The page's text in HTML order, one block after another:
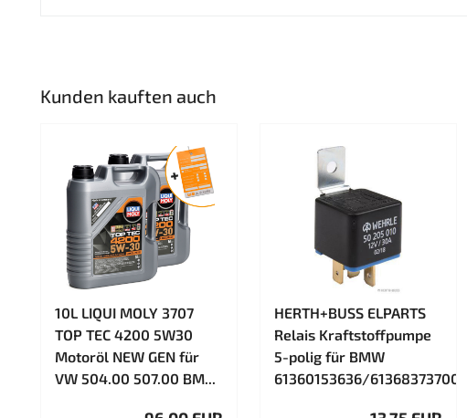
Kunden kauften auch
10L LIQUI MOLY 3707
TOP TEC 4200 5W30
Motoröl NEW GEN für
VW 504.00 507.00 BM...
HERTH+BUSS ELPARTS
Relais Kraftstoffpumpe
5-polig für BMW
61360153636/61368373700